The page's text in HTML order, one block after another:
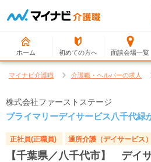
ホーム 初めての方へ 面談会場一覧
マイナビ介護職 介護職・ヘルパーの求人
株式会社ファーストステージ
プライマリーデイサービス八千代緑
正社員(正職員) 通所介護（デイサービス）
【千葉県／八千代市】 デイ